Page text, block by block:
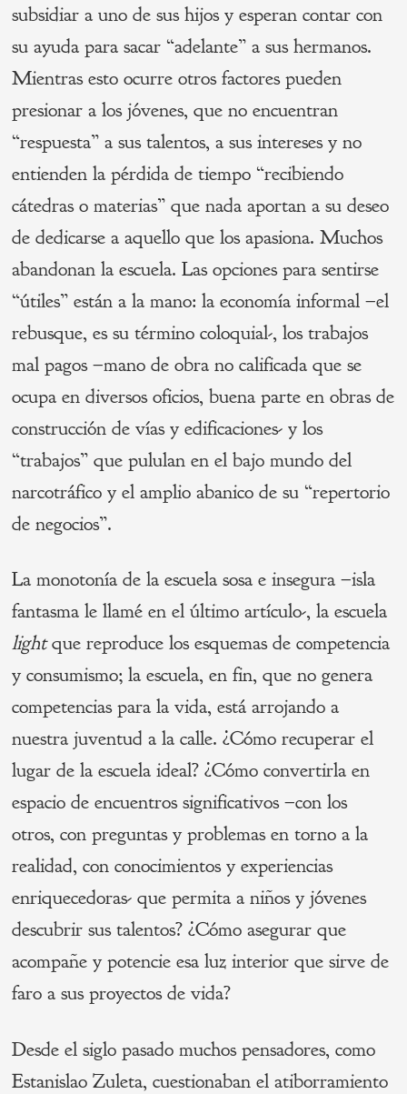
subsidiar a uno de sus hijos y esperan contar con
su ayuda para sacar “adelante” a sus hermanos.
Mientras esto ocurre otros factores pueden
presionar a los jóvenes, que no encuentran
“respuesta” a sus talentos, a sus intereses y no
entienden la pérdida de tiempo “recibiendo
cátedras o materias” que nada aportan a su deseo
de dedicarse a aquello que los apasiona. Muchos
abandonan la escuela. Las opciones para sentirse
“útiles” están a la mano: la economía informal –el
rebusque, es su término coloquial-, los trabajos
mal pagos –mano de obra no calificada que se
ocupa en diversos oficios, buena parte en obras de
construcción de vías y edificaciones- y los
“trabajos” que pululan en el bajo mundo del
narcotráfico y el amplio abanico de su “repertorio
de negocios”.
La monotonía de la escuela sosa e insegura –isla
fantasma le llamé en el último artículo-, la escuela
lightque reproduce los esquemas de competencia
y consumismo; la escuela, en fin, que no genera
competencias para la vida, está arrojando a
nuestra juventud a la calle. ¿Cómo recuperar el
lugar de la escuela ideal? ¿Cómo convertirla en
espacio de encuentros significativos –con los
otros, con preguntas y problemas en torno a la
realidad, con conocimientos y experiencias
enriquecedoras- que permita a niños y jóvenes
descubrir sus talentos? ¿Cómo asegurar que
acompañe y potencie esa luz interior que sirve de
faro a sus proyectos de vida?
Desde el siglo pasado muchos pensadores, como
Estanislao Zuleta, cuestionaban el atiborramiento